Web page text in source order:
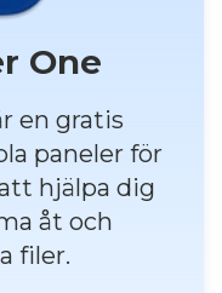
One
en gratis
paneler för
hjälpa dig
åt och
filer.